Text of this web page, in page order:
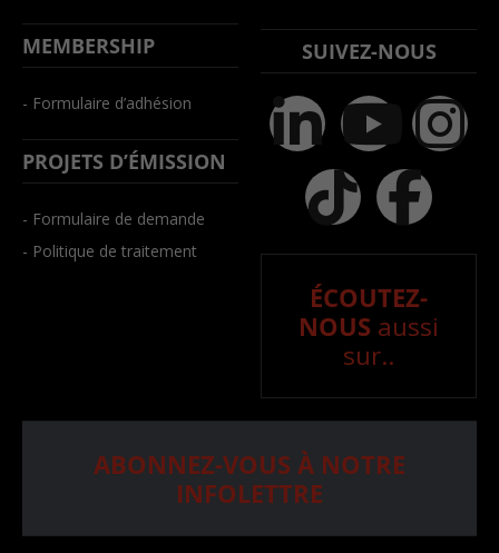
MEMBERSHIP
- Formulaire d’adhésion
PROJETS D’ÉMISSION
- Formulaire de demande
- Politique de traitement
SUIVEZ-NOUS
ÉCOUTEZ-
NOUS aussi
sur..
ABONNEZ-VOUS À NOTRE
INFOLETTRE